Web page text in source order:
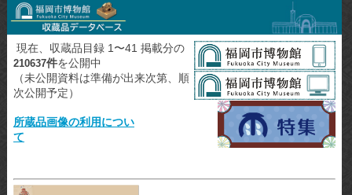
現在、収蔵品目録 1〜41 掲載分の
210637件を公開中
（未公開資料は準備が出来次第、順
次公開予定）
所蔵品画像の利用につい
て